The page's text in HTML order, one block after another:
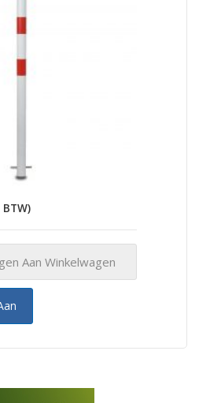
Aan Winkelwagen